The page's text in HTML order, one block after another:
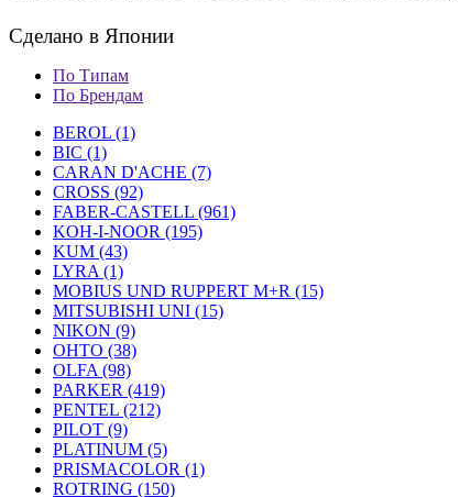
Сделано в Японии
По Типам
По Брендам
BEROL (1)
BIC (1)
CARAN D'ACHE (7)
CROSS (92)
FABER-CASTELL (961)
KOH-I-NOOR (195)
KUM (43)
LYRA (1)
MOBIUS UND RUPPERT M+R (15)
MITSUBISHI UNI (15)
NIKON (9)
OHTO (38)
OLFA (98)
PARKER (419)
PENTEL (212)
PILOT (9)
PLATINUM (5)
PRISMACOLOR (1)
ROTRING (150)